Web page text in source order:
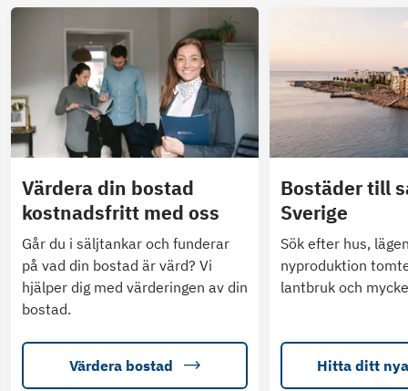
Värdera din bostad
kostnadsfritt med oss
Går du i säljtankar och funderar
på vad din bostad är värd? Vi
hjälper dig med värderingen av din
bostad.
Värdera bostad
Bostäder till
Sverige
Sök efter hus,
nyproduktion
lantbruk och
Hitta ditt